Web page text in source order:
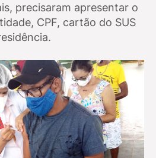
precisaram apresentar o
CPF, cartão do SUS